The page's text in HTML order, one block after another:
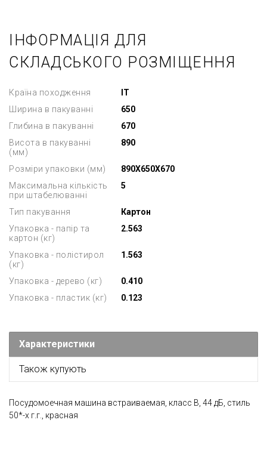
ІНФОРМАЦІЯ ДЛЯ
СКЛАДСЬКОГО РОЗМІЩЕННЯ
Країна походження
IT
Ширина в пакуванні
650
Глибина в пакуванні
670
Висота в пакуванні
(мм)
890
Розміри упаковки (мм)
890X650X670
Максимальна кількість
при штабелюванні
5
Тип пакування
Картон
Упаковка - папір та
картон (кг)
2.563
Упаковка - полістирол
(кг)
1.563
Упаковка - дерево (кг)
0.410
Упаковка - пластик (кг)
0.123
Характеристики
Також купують
Посудомоечная машина встраиваемая, класс В, 44 дБ, стиль
50*-х г.г., красная